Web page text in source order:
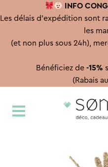
INFO
Les délais d'expédition sont
les
(et non plus sous 24h),
Bénéficiez de -15%
(Rabais
à
au